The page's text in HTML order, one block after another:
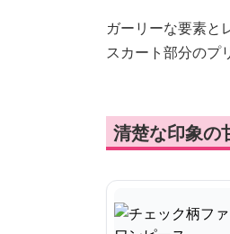
ガーリーな要素と
スカート部分のプ
清楚な印象の